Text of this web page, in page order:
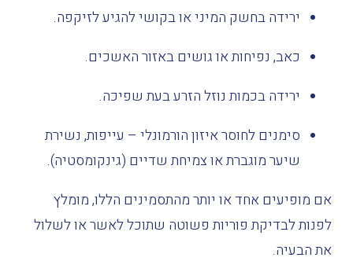
ירידה בחשק המיני או בקושי להגיע לזיקפה.
כאב, נפיחות או גושים באזור האשכים.
ירידה בכמות נוזל הזרע בעת שפיכה.
סימנים לחוסר איזון הורמונלי – עייפות, נשירת
שיער מוגברת או צמיחת שדיים (גינקומסטיה).
אם מופיעים אחד או יותר מהתסמינים הללו, מומלץ
לפנותלבדיקת פוריותפשוטה שתוכל לאשר או לשלול
את הבעיה.